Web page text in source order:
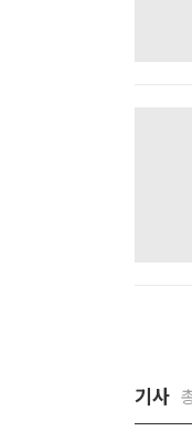
기사